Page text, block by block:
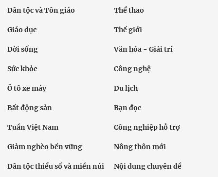
Dân tộc và Tôn giáo Thể thao
Giáo dục Thế giới
Đời sống Văn hóa - Giải trí
Sức khỏe Công nghệ
Ô tô xe máy Du lịch
Bất động sản Bạn đọc
Tuần Việt Nam Công nghiệp hỗ trợ
Giảm nghèo bền vững Nông thôn mới
Dân tộc thiểu số và miền núi Nội dung chuyên đề